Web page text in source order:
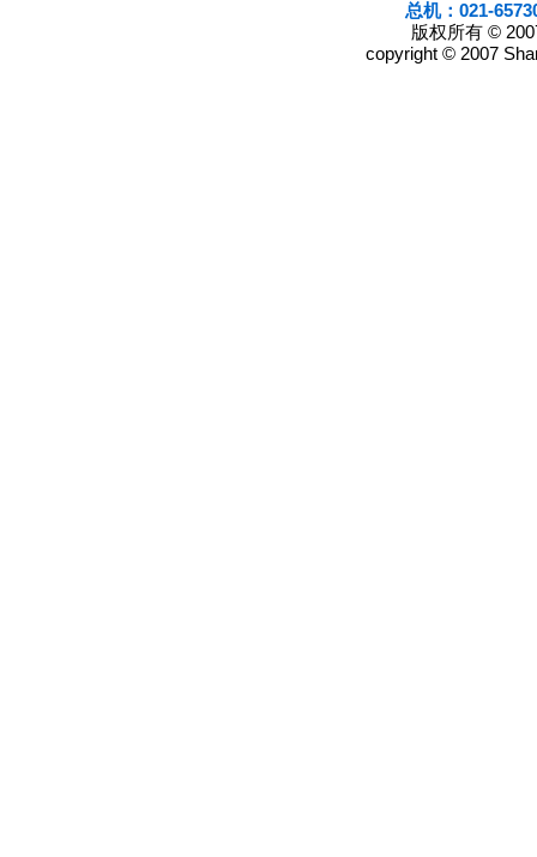
总机：021-
版权所有 ©
copyright © 2007